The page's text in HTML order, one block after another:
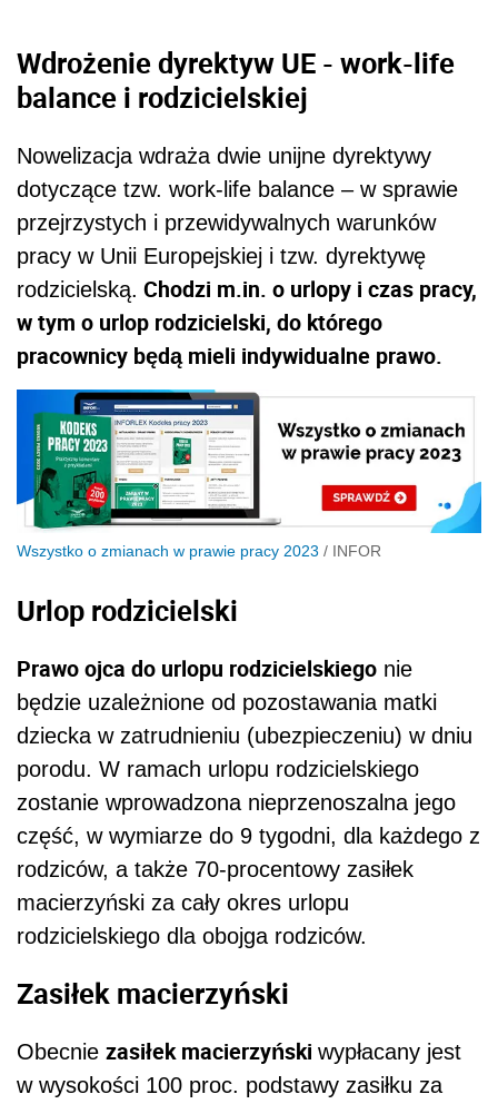
Wdrożenie dyrektyw UE - work-life
balance i rodzicielskiej
Nowelizacja wdraża dwie unijne dyrektywy
dotyczące tzw. work-life balance – w sprawie
przejrzystych i przewidywalnych warunków
pracy w Unii Europejskiej i tzw. dyrektywę
rodzicielską. Chodzi m.in. o urlopy i czas pracy,
w tym o urlop rodzicielski, do którego
pracownicy będą mieli indywidualne prawo.
Wszystko o zmianach w prawie pracy 2023 / INFOR
Urlop rodzicielski
Prawo ojca do urlopu rodzicielskiego nie
będzie uzależnione od pozostawania matki
dziecka w zatrudnieniu (ubezpieczeniu) w dniu
porodu. W ramach urlopu rodzicielskiego
zostanie wprowadzona nieprzenoszalna jego
część, w wymiarze do 9 tygodni, dla każdego z
rodziców, a także 70-procentowy zasiłek
macierzyński za cały okres urlopu
rodzicielskiego dla obojga rodziców.
Zasiłek macierzyński
Obecnie zasiłek macierzyński wypłacany jest
w wysokości 100 proc. podstawy zasiłku za